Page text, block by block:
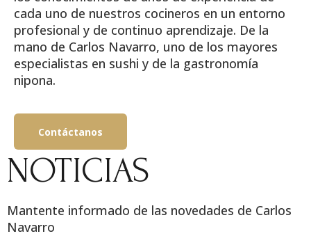
cada uno de nuestros cocineros en un entorno
profesional y de continuo aprendizaje. De la
mano de Carlos Navarro, uno de los mayores
especialistas en sushi y de la gastronomía
nipona.
Contáctanos
NOTICIAS
Mantente informado de las novedades de Carlos
Navarro